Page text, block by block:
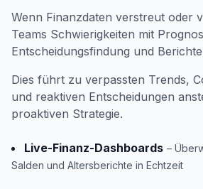
Wenn Finanzdaten verstreut oder
Teams Schwierigkeiten mit
Entscheidungsfindung und
Dies führt zu verpassten Trends,
und reaktiven Entscheidungen
proaktiven Strategie.
Live-Finanz-Dashboards –
Salden und Altersberichte in Echtzeit